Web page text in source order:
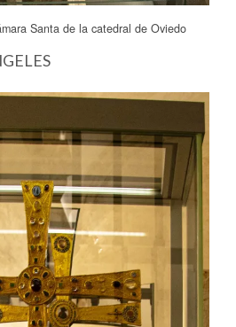
Santa de la catedral de Oviedo